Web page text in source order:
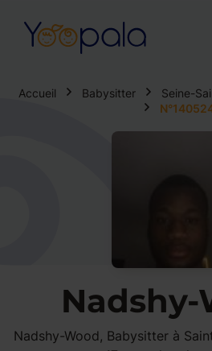
Accueil Babysitter Seine-
Nadshy-
Nadshy-Wood, Babysitter à